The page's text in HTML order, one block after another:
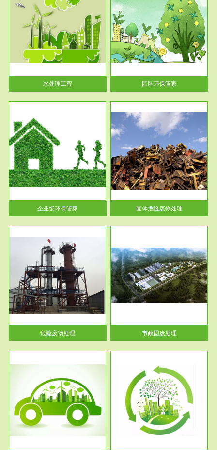
水处理工程
服务范围
园区环保管家
2016 年 4 月，环保部下发《关
于积极发挥环境保护作用促进供
给侧结...
园区环保管家
企业级环保管家
服务范围
固体危险废物处理
固体废物解释：固体废物是指人
们在生产建设、日常生活和其他
活动中...
固体危险废物处理
危险废物处理
服务范围
市政固废处理
蔚蓝生态环境科技所从事的市政
废物处理业务包括市政废物的处
理处...
市政固废处理
服务范围
工作场所职业危害现状评价
【现状评价意义】：具体因素---
-通过质谱分析等多种手段明确